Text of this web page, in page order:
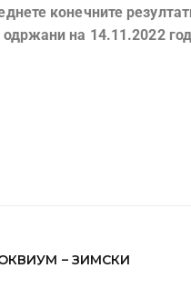
конечните
одржани на 14.11.2022
– ЗИМСКИ